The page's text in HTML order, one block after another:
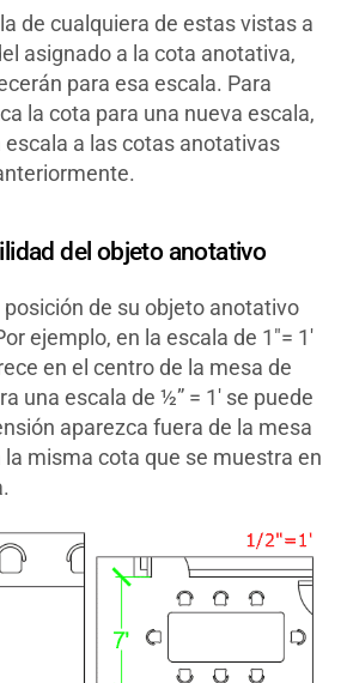
de cualquiera de estas vistas a
asignado a la cota anotativa,
para esa escala. Para
la cota para una nueva escala,
a las cotas anotativas
del objeto anotativo
de su objeto anotativo
ejemplo, en la escala de 1″= 1′
en el centro de la mesa de
una escala de ½” = 1′ se puede
aparezca fuera de la mesa
misma cota que se muestra en